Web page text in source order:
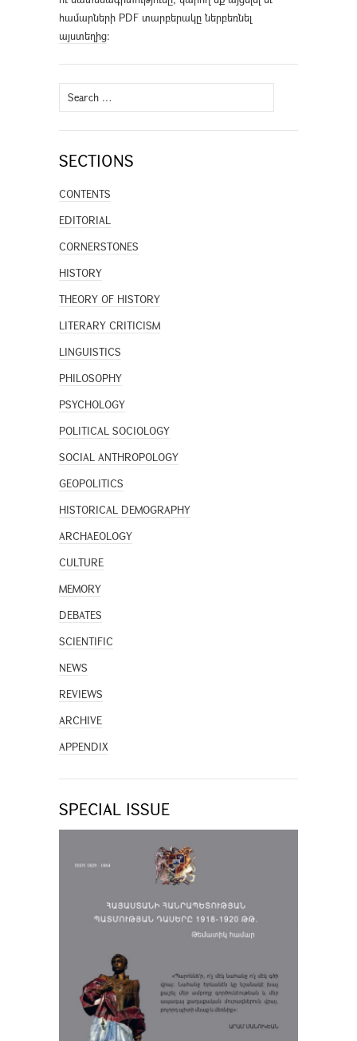
համարների PDF տարբերակը ներբեռնել
այստեղից։
Search
for:
SECTIONS
CONTENTS
EDITORIAL
CORNERSTONES
HISTORY
THEORY OF HISTORY
LITERARY CRITICISM
LINGUISTICS
PHILOSOPHY
PSYCHOLOGY
POLITICAL SOCIOLOGY
SOCIAL ANTHROPOLOGY
GEOPOLITICS
HISTORICAL DEMOGRAPHY
ARCHAEOLOGY
CULTURE
MEMORY
DEBATES
SCIENTIFIC
NEWS
REVIEWS
ARCHIVE
APPENDIX
SPECIAL ISSUE